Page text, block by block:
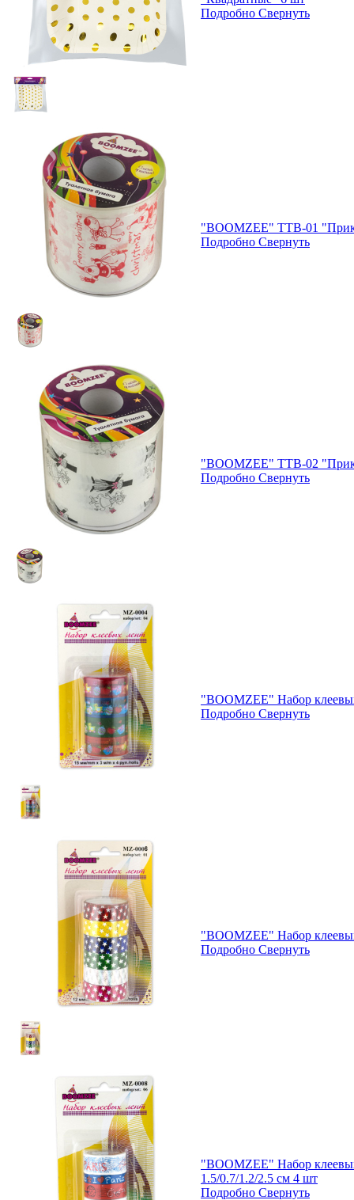
Подробно Свернуть
"BOOMZEE" TTB-01
Подробно Свернуть
"BOOMZEE" TTB-02
Подробно Свернуть
"BOOMZEE" Набор
Подробно Свернуть
"BOOMZEE" Набор
Подробно Свернуть
"BOOMZEE" Набор
1.5/0.7/1.2/2.5 см 4 шт
Подробно Свернуть